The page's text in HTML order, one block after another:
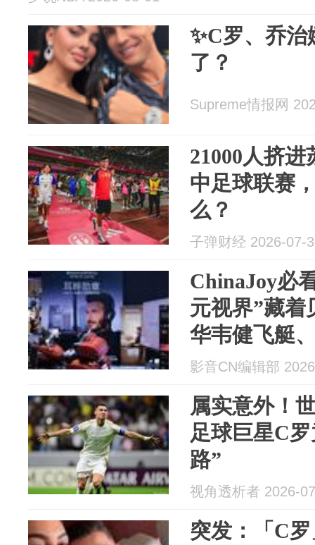
✨C罗、乔
了？
Supreme情报网
21000人挤
中足球联赛
么？
子弹财经 2026-07-
ChinaJoy必
元视界”藏着
华韦健飞艇
影音CN编辑部
属实意外！
足球巨星C
路”
视角透析者 2026-
突发：「C